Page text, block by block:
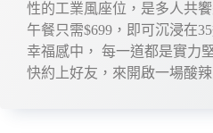
性的工業風座位，是多人共
午餐只需$699，即可沉浸在
幸福感中， 每一道都是實力
快約上好友，來開啟一場酸